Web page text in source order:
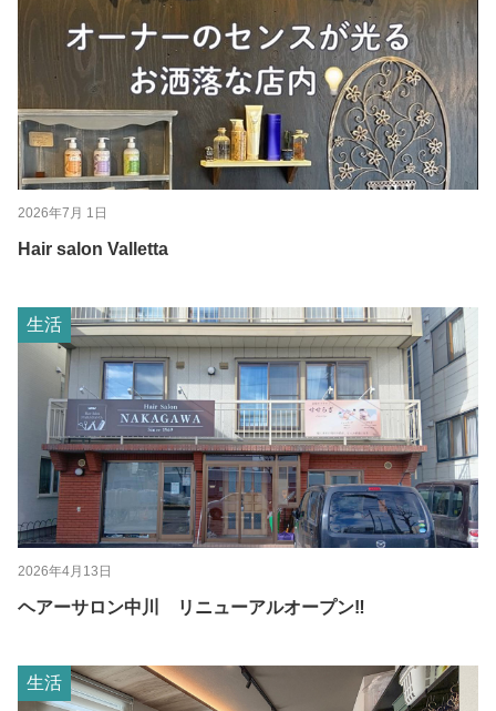
2026年7月 1日
Hair salon Valletta
生活
2026年4月13日
ヘアーサロン中川 リニューアルオープン‼
生活